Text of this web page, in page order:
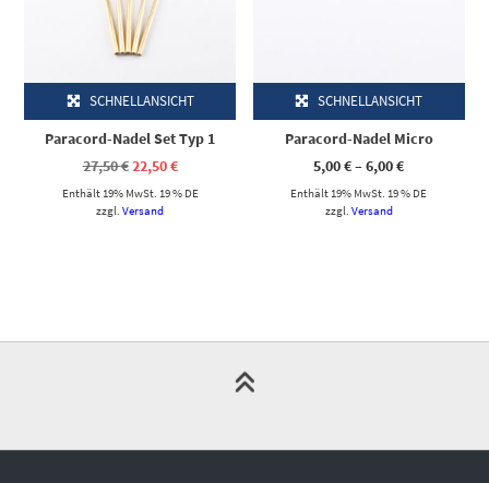
SCHNELLANSICHT
Paracord-Nadel Set Typ 1
27,50€Ursprünglicher
Preis
war:
27,50 €
22,50€Aktueller
ist:
Enthält 19% MwSt. 19 % DE
zzgl.Versand
SCHNELLANSICHT
Paracord-Nadel Micro
5,00€–6,00€Preisspanne:
bis
Enthält 19% MwSt. 19 % DE
zzgl. Versand